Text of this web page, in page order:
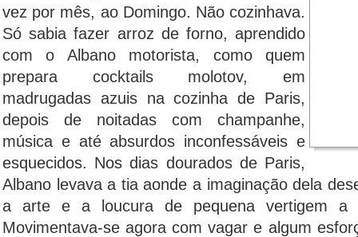
vez por mês, ao Domingo. Não cozinhava.
Só sabia fazer arroz de forno, aprendido
com o Albano motorista, como quem
prepara cocktails molotov, em
madrugadas azuis na cozinha de Paris,
depois de noitadas com champanhe,
música e até absurdos inconfessáveis e
esquecidos. Nos dias dourados de Paris,
Albano levava a tia aonde a imaginação dela
a arte e a loucura de pequena vertigem a
Movimentava-se agora com vagar e algum